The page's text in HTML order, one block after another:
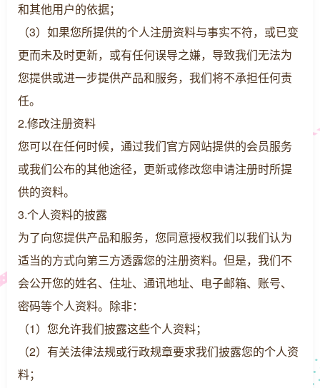
和其他用户的依据；
（3）如果您所提供的个人注册资料与事实不符，或已变
更而未及时更新，或有任何误导之嫌，导致我们无法为
您提供或进一步提供产品和服务，我们将不承担任何责
任。
2.修改注册资料
您可以在任何时候，通过我们官方网站提供的会员服务
或我们公布的其他途径，更新或修改您申请注册时所提
供的资料。
3.个人资料的披露
为了向您提供产品和服务，您同意授权我们以我们认为
适当的方式向第三方透露您的注册资料。但是，我们不
会公开您的姓名、住址、通讯地址、电子邮箱、账号、
密码等个人资料。除非：
（1）您允许我们披露这些个人资料；
（2）有关法律法规或行政规章要求我们披露您的个人资
料；